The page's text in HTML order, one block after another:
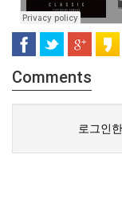
Comments
로그인